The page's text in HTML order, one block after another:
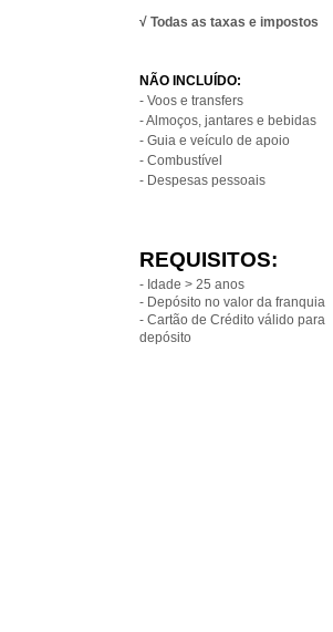
√ Todas as taxas e impostos
NÃO INCLUÍDO:
- Voos e transfers
- Almoços, jantares e bebidas
- Guia e veículo de apoio
- Combustível
- Despesas pessoais
- Idade > 25 anos
- Depósito no valor da franquia
- Cartão de Crédito válido para
depósito
REQUISITOS: